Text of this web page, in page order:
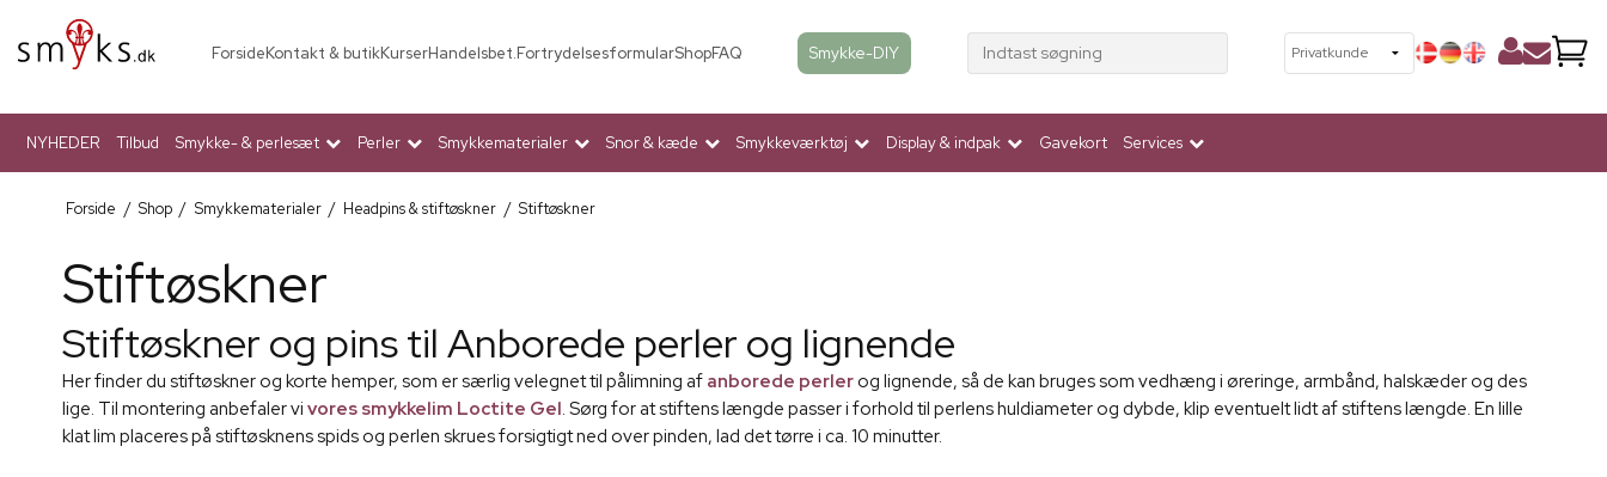
ForsideKontakt & butikKurserHandelsbet.FortrydelsesformularShopFAQ Smykke-DIY Indtast søgning
NYHEDER Tilbud Smykke- & perlesæt Perler Smykkematerialer Snor & kæde Smykkeværktøj Display & indpak Gavekort Services
Forside / Shop / Smykkematerialer / Headpins & stiftøskner / Stiftøskner
Stiftøskner
Stiftøskner og pins til Anborede perler og lignende
Her finder du stiftøskner og korte hemper, som er særlig velegnet til pålimning af anborede perler og lignende, så de kan bruges som vedhæng i øreringe, armbånd, halskæder og des
lige. Til montering anbefaler vi vores smykkelim Loctite Gel. Sørg for at stiftens længde passer i forhold til perlens huldiameter og dybde, klip eventuelt lidt af stiftens længde. En lille
klat lim placeres på stiftøsknens spids og perlen skrues forsigtigt ned over pinden, lad det tørre i ca. 10 minutter.